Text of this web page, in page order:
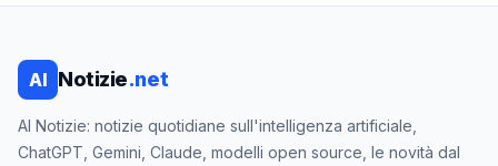
AI Notizie.net
AI Notizie: notizie quotidiane sull'intelligenza artificiale,
ChatGPT, Gemini, Claude, modelli open source, le novità dal